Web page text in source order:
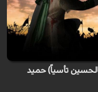
بالحسين تأسياً) حميد